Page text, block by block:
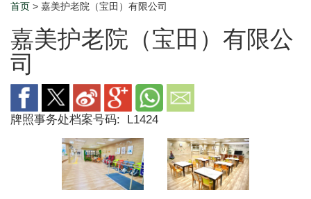
Breadcrumb
首页 > 嘉美护老院（宝田）有限公司
嘉美护老院（宝田）有限公
司
牌照事务处档案号码: L1424